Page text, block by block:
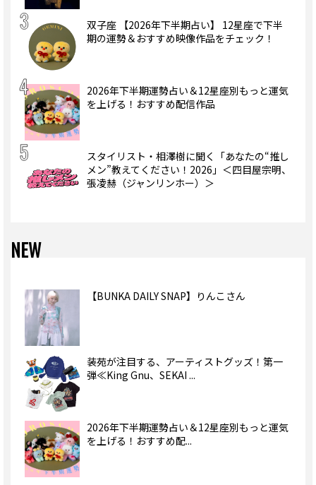
双子座 【2026年下半期占い】 12星座で下半
期の運勢＆おすすめ映像作品をチェック！
2026年下半期運勢占い＆12星座別もっと運気
を上げる！おすすめ配信作品
スタイリスト・相澤樹に聞く「あなたの“推し
メン”教えてください！2026」＜四目屋宗明、
張凌赫（ジャンリンホー）＞
NEW
【BUNKA DAILY SNAP】りんこさん
装苑が注目する、アーティストグッズ！第一
弾≪King Gnu、SEKAI ...
2026年下半期運勢占い＆12星座別もっと運気
を上げる！おすすめ配...